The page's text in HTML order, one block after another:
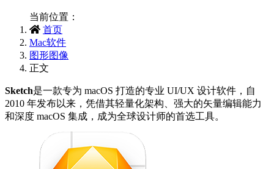
当前位置：
首页
Mac软件
图形图像
正文
Sketch是一款专为 macOS 打造的专业 UI/UX 设计软件，自
2010 年发布以来，凭借其轻量化架构、强大的矢量编辑能力
和深度 macOS 集成，成为全球设计师的首选工具。